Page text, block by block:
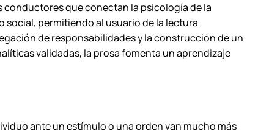
que conectan la psicología de la
permitiendo al usuario de la lectura
de responsabilidades y la construcción de un
validadas, la prosa fomenta un aprendizaje
ante un estímulo o una orden van mucho más